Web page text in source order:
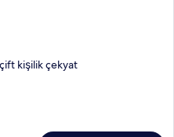
kişilik çekyat